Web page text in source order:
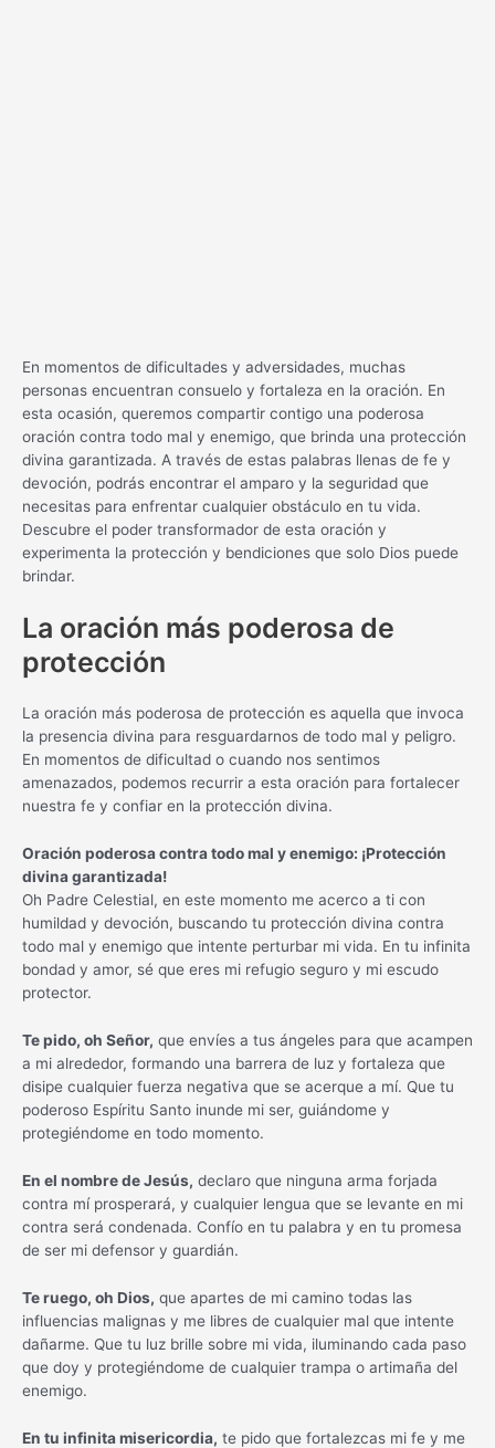
En momentos de dificultades y adversidades, muchas
personas encuentran consuelo y fortaleza en la oración. En
esta ocasión, queremos compartir contigo una poderosa
oración contra todo mal y enemigo, que brinda una protección
divina garantizada. A través de estas palabras llenas de fe y
devoción, podrás encontrar el amparo y la seguridad que
necesitas para enfrentar cualquier obstáculo en tu vida.
Descubre el poder transformador de esta oración y
experimenta la protección y bendiciones que solo Dios puede
brindar.
La oración más poderosa de
protección
La oración más poderosa de protección es aquella que invoca
la presencia divina para resguardarnos de todo mal y peligro.
En momentos de dificultad o cuando nos sentimos
amenazados, podemos recurrir a esta oración para fortalecer
nuestra fe y confiar en la protección divina.
Oración poderosa contra todo mal y enemigo: ¡Protección
divina garantizada!
Oh Padre Celestial, en este momento me acerco a ti con
humildad y devoción, buscando tu protección divina contra
todo mal y enemigo que intente perturbar mi vida. En tu infinita
bondad y amor, sé que eres mi refugio seguro y mi escudo
protector.
Te pido, oh Señor, que envíes a tus ángeles para que acampen
a mi alrededor, formando una barrera de luz y fortaleza que
disipe cualquier fuerza negativa que se acerque a mí. Que tu
poderoso Espíritu Santo inunde mi ser, guiándome y
protegiéndome en todo momento.
En el nombre de Jesús, declaro que ninguna arma forjada
contra mí prosperará, y cualquier lengua que se levante en mi
contra será condenada. Confío en tu palabra y en tu promesa
de ser mi defensor y guardián.
Te ruego, oh Dios, que apartes de mi camino todas las
influencias malignas y me libres de cualquier mal que intente
dañarme. Que tu luz brille sobre mi vida, iluminando cada paso
que doy y protegiéndome de cualquier trampa o artimaña del
enemigo.
En tu infinita misericordia, te pido que fortalezcas mi fe y me